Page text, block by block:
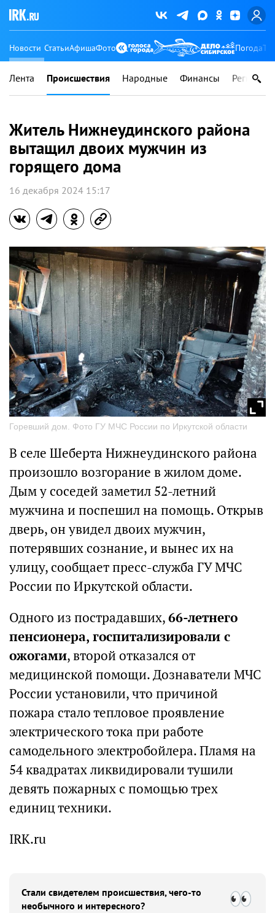
Новости СтатьиАфишаФото Погода
Лента Происшествия Народные Финансы Регионы
Житель Нижнеудинского района
вытащил двоих мужчин из
горящего дома
16 декабря 2024 15:17
Горевший дом. Фото ГУ МЧС России по Иркутской области
В селе Шеберта Нижнеудинского района
произошло возгорание в жилом доме.
Дым у соседей заметил 52-летний
мужчина и поспешил на помощь. Открыв
дверь, он увидел двоих мужчин,
потерявших сознание, и вынес их на
улицу, сообщает пресс-служба ГУ МЧС
России по Иркутской области.
Одного из пострадавших,66-летнего
пенсионера, госпитализировали с
ожогами, второй отказался от
медицинской помощи. Дознаватели МЧС
России установили, что причиной
пожара стало тепловое проявление
электрического тока при работе
самодельного электробойлера. Пламя на
54 квадратах ликвидировали тушили
девять пожарных с помощью трех
единиц техники.
IRK.ru
Стали свидетелем происшествия, чего-то
необычного и интересного?